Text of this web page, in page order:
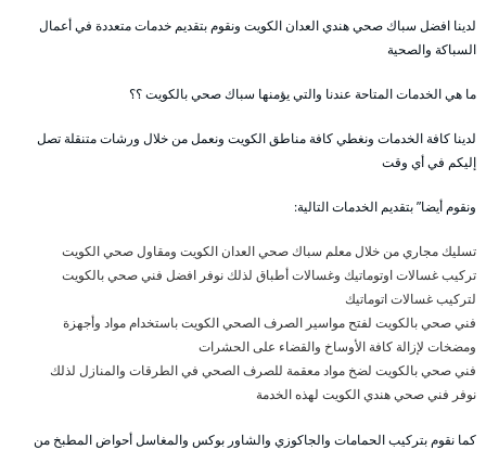
لدينا افضل سباك صحي هندي العدان الكويت ونقوم بتقديم خدمات متعددة في أعمال
السباكة والصحية
ما هي الخدمات المتاحة عندنا والتي يؤمنها سباك صحي بالكويت ؟؟
لدينا كافة الخدمات ونغطي كافة مناطق الكويت ونعمل من خلال ورشات متنقلة تصل
إليكم في أي وقت
ونقوم أيضا” بتقديم الخدمات التالية:
تسليك مجاري من خلال معلم سباك صحي العدان الكويت ومقاول صحي الكويت
تركيب غسالات اوتوماتيك وغسالات أطباق لذلك نوفر افضل فني صحي بالكويت
لتركيب غسالات اتوماتيك
فني صحي بالكويت لفتح مواسير الصرف الصحي الكويت باستخدام مواد وأجهزة
ومضخات لإزالة كافة الأوساخ والقضاء على الحشرات
فني صحي بالكويت لضخ مواد معقمة للصرف الصحي في الطرقات والمنازل لذلك
نوفر فني صحي هندي الكويت لهذه الخدمة
كما نقوم بتركيب الحمامات والجاكوزي والشاور بوكس والمغاسل أحواض المطبخ من